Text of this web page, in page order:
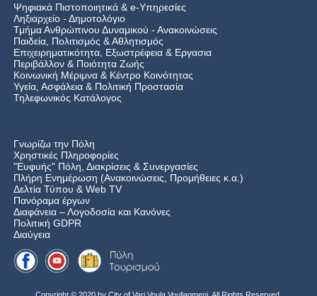
Ψηφιακά Πιστοποιητικά & e-Υπηρεσίες
Ληξιαρχείο - Δημοτολόγιο
Τμήμα Ανθρώπινου Δυναμικού - Ανακοινώσεις
Παιδεία, Πολιτισμός & Αθλητισμός
Επιχειρηματικότητα, Εξωστρέφεια & Εργασια
Περιβάλλον & Ποιότητα Ζωής
Kοινωνική Μέριμνα & Κέντρο Κοινότητας
Υγεία, Ασφάλεια & Πολιτική Προστασία
Τηλεφωνικός Κατάλογος
Γνωρίζω την Πόλη
Χρηστικές Πληροφορίες
"Ευφυής" Πόλη, Διακρίσεις & Συνεργασίες
Πλήρη Ενημέρωση (Ανακοινώσεις, Προμήθειες κ.α.)
Δελτία Τύπου & Web TV
Πανόραμα έργων
Διαφάνεια – Λογοδοσία και Κανόνες
Πολιτική GDPR
Διαύγεια